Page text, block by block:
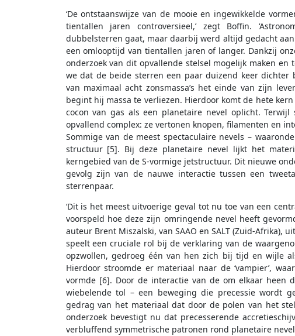
‘De ontstaanswijze van de mooie en ingewikkelde
tientallen jaren controversieel,’ zegt Boffin.
dubbelsterren gaat, maar daarbij werd altijd gedacht
een omlooptijd van tientallen jaren of langer. Dankzij
onderzoek van dit opvallende stelsel mogelijk maken
we dat de beide sterren een paar duizend keer dichter
van maximaal acht zonsmassa’s het einde van zijn
begint hij massa te verliezen. Hierdoor komt de hete
cocon van gas als een planetaire nevel oplicht.
opvallend complex: ze vertonen knopen, filamenten en
Sommige van de meest spectaculaire nevels –
structuur [5]. Bij deze planetaire nevel lijkt het
kerngebied van de S-vormige jetstructuur. Dit nieuwe
gevolg zijn van de nauwe interactie tussen een
sterrenpaar.
‘Dit is het meest uitvoerige geval tot nu toe van een
voorspeld hoe deze zijn omringende nevel heeft
auteur Brent Miszalski, van SAAO en SALT (Zuid-Afrika),
speelt een cruciale rol bij de verklaring van de
opzwollen, gedroeg één van hen zich bij tijd en wijle
Hierdoor stroomde er materiaal naar de ‘vampier’,
vormde [6]. Door de interactie van de om elkaar heen
wiebelende tol – een beweging die precessie wordt
gedrag van het materiaal dat door de polen van het
onderzoek bevestigt nu dat precesserende
verbluffend symmetrische patronen rond planetaire